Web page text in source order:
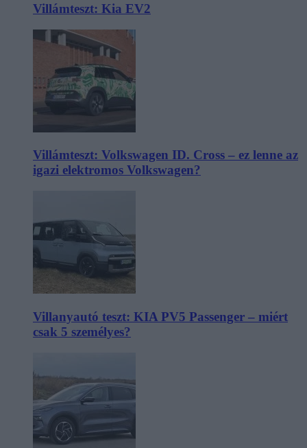
Villámteszt: Kia EV2
Villámteszt: Volkswagen ID. Cross – ez lenne az
igazi elektromos Volkswagen?
Villanyautó teszt: KIA PV5 Passenger – miért
csak 5 személyes?